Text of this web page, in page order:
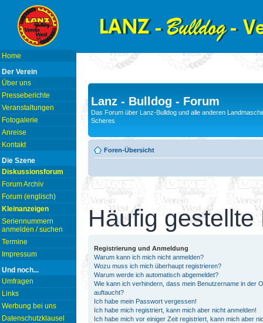
Home
Der Verein
Über uns
Presseberichte
Veranstaltungen
Fotogalerie
Anreise
Kontakt
Die Szene
Diskussionsforum
Forum Archiv
Forum (englisch)
Kleinanzeigen
Seriennummern
anmelden / suchen
Termine
Impressum
Und noch...
Umfragen
Links
Werbung bei uns
Datenschutzklausel
Lanz - Bulldog - Forum
Das Forum über Lanz-Bulldog und alle anderen
Scheres
Foren-Übersicht
Häufig gestellte
Registrierung und Anmeldung
Warum kann ich mich nicht anmelden?
Wozu muss ich mich überhaupt registrieren?
Warum werde ich automatisch abgemeldet?
Wie kann ich verhindern, dass mein Benutzername in der
auftaucht?
Ich habe mein Passwort vergessen!
Ich habe mich registriert, kann mich aber nicht anmelden!
Ich habe mich vor einiger Zeit registriert, kann mich aber